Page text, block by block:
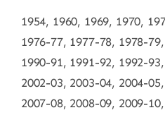
1954, 1960, 1969, 1970,
1976-77, 1977-78, 1978-
1990-91, 1991-92, 1992-
2002-03, 2003-04, 2004-
2007-08, 2008-09, 2009-